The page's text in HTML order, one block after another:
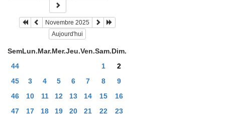
Novembre 2025
Aujourd'hui
SemLun.Mar.Mer.Jeu.Ven.Sam.Dim.
44
1
2
45
3 4 5 6 7 8
9
46
10 11 12 13 14 15
16
47
17 18 19 20 21 22
23